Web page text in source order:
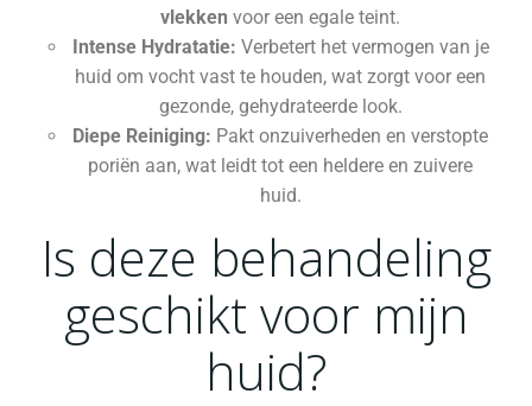
vlekken voor een egale teint.
Intense Hydratatie: Verbetert het vermogen van je
huid om vocht vast te houden, wat zorgt voor een
gezonde, gehydrateerde look.
Diepe Reiniging: Pakt onzuiverheden en verstopte
poriën aan, wat leidt tot een heldere en zuivere
huid.
Is deze behandeling
geschikt voor mijn
huid?